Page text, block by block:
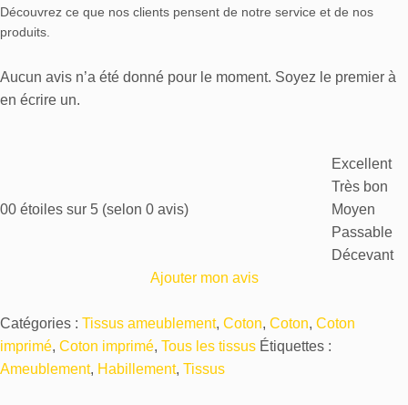
Découvrez ce que nos clients pensent de notre service et de nos
produits.
Aucun avis n’a été donné pour le moment. Soyez le premier à
en écrire un.
00 étoiles sur 5 (selon 0 avis)
Excellent
Très bon
Moyen
Passable
Décevant
Ajouter mon avis
Catégories : Tissus ameublement, Coton, Coton, Coton
imprimé, Coton imprimé, Tous les tissus Étiquettes :
Ameublement, Habillement, Tissus